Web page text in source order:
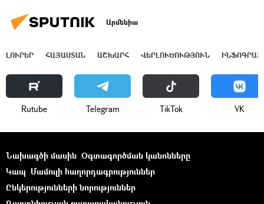
Արմենիա
ԼՈՒՐԵՐ ՀԱՅԱՍՏԱՆ ԱՇԽԱՐՀ ՎԵՐԼՈՒԾՈՒԹՅՈՒՆ
Rutube Telegram ТikТоk VK
Նախագծի մասին Օգտագործման կանոնները
Կապ Մամուլի հաղորդագրություններ
Ընկերությունների նորություններ